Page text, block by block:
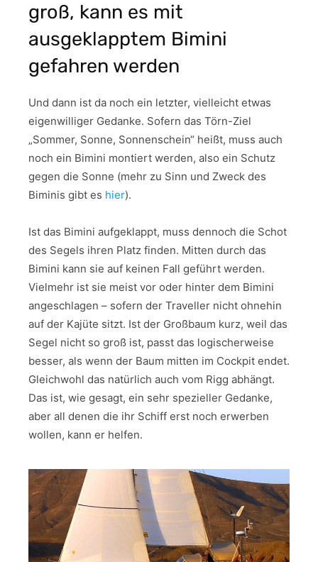
groß, kann es mit
ausgeklapptem Bimini
gefahren werden
Und dann ist da noch ein letzter, vielleicht etwas
eigenwilliger Gedanke. Sofern das Törn-Ziel
„Sommer, Sonne, Sonnenschein“ heißt, muss auch
noch ein Bimini montiert werden, also ein Schutz
gegen die Sonne (mehr zu Sinn und Zweck des
Biminis gibt es hier).
Ist das Bimini aufgeklappt, muss dennoch die Schot
des Segels ihren Platz finden. Mitten durch das
Bimini kann sie auf keinen Fall geführt werden.
Vielmehr ist sie meist vor oder hinter dem Bimini
angeschlagen – sofern der Traveller nicht ohnehin
auf der Kajüte sitzt. Ist der Großbaum kurz, weil das
Segel nicht so groß ist, passt das logischerweise
besser, als wenn der Baum mitten im Cockpit endet.
Gleichwohl das natürlich auch vom Rigg abhängt.
Das ist, wie gesagt, ein sehr spezieller Gedanke,
aber all denen die ihr Schiff erst noch erwerben
wollen, kann er helfen.